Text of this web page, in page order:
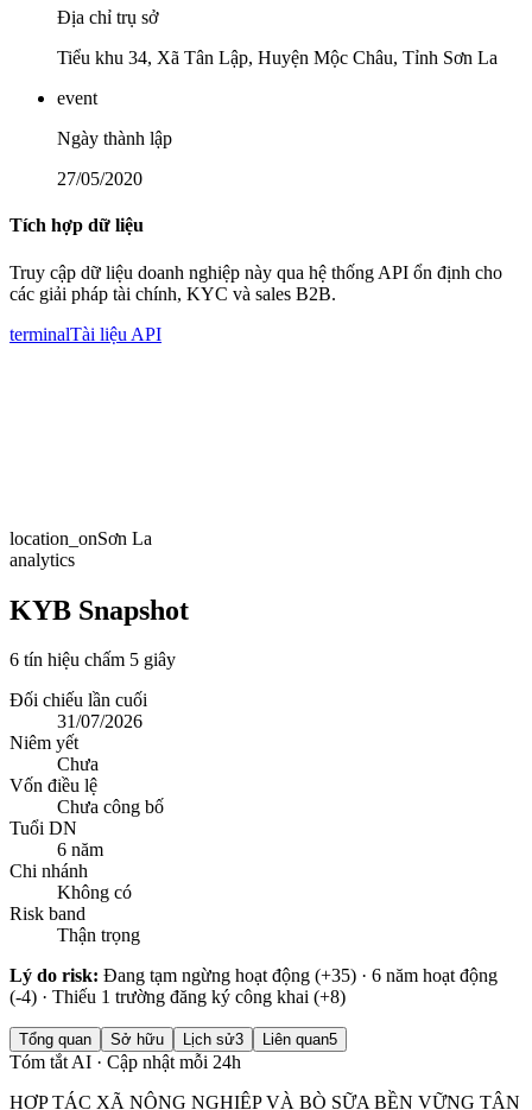
Địa chỉ trụ sở
Tiểu khu 34, Xã Tân Lập, Huyện Mộc Châu, Tỉnh Sơn La
event
Ngày thành lập
27/05/2020
Tích hợp dữ liệu
Truy cập dữ liệu doanh nghiệp này qua hệ thống API ổn định cho
các giải pháp tài chính, KYC và sales B2B.
terminalTài liệu API
location_onSơn La
analytics
KYB Snapshot
6 tín hiệu chấm 5 giây
Đối chiếu lần cuối
31/07/2026
Niêm yết
Chưa
Vốn điều lệ
Chưa công bố
Tuổi DN
6 năm
Chi nhánh
Không có
Risk band
Thận trọng
Lý do risk: Đang tạm ngừng hoạt động (+35) · 6 năm hoạt động
(-4) · Thiếu 1 trường đăng ký công khai (+8)
Tổng quan Sở hữu Lịch sử3 Liên quan5
Tóm tắt AI · Cập nhật mỗi 24h
HỢP TÁC XÃ NÔNG NGHIỆP VÀ BÒ SỮA BỀN VỮNG TÂN